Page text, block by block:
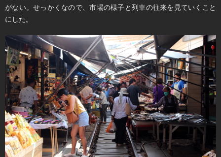
がない。せっかくなので、市場の様子と列車の往来を見ていくこと
にした。